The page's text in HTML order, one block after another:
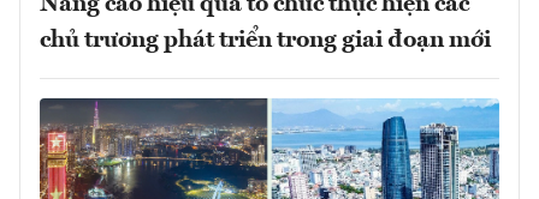
chủ trương phát triển trong giai đoạn mới